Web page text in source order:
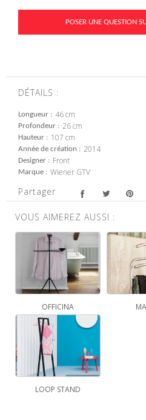
POSER UNE QUESTION
DÉTAILS :
Longueur 46 cm
Profondeur 26 cm
Hauteur 107 cm
Année de création 2014
Designer Front
Marque Wiener GTV
Partager
VOUS AIMEREZ AUSSI :
OFFICINA
LOOP STAND